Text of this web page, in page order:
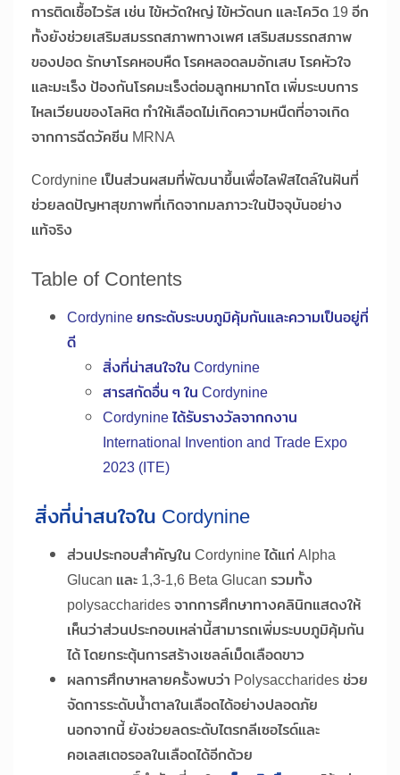
การติดเชื้อไวรัส เช่น ไข้หวัดใหญ่ ไข้หวัดนก และโควิด 19 อีก
ทั้งยังช่วยเสริมสมรรถสภาพทางเพศ เสริมสมรรถสภาพ
ของปอด รักษาโรคหอบหืด โรคหลอดลมอักเสบ โรคหัวใจ
และมะเร็ง ป้องกันโรคมะเร็งต่อมลูกหมากโต เพิ่มระบบการ
ไหลเวียนของโลหิต ทำให้เลือดไม่เกิดความหนืดที่อาจเกิด
จากการฉีดวัคซีน MRNA
Cordynine เป็นส่วนผสมที่พัฒนาขึ้นเพื่อไลฟ์สไตล์ในฝันที่
ช่วยลดปัญหาสุขภาพที่เกิดจากมลภาวะในปัจจุบันอย่าง
แท้จริง
Table of Contents
Cordynine ยกระดับระบบภูมิคุ้มกันและความเป็นอยู่ที่
ดี
สิ่งที่น่าสนใจใน Cordynine
สารสกัดอื่น ๆ ใน Cordynine
Cordynine ได้รับรางวัลจากกงาน
International Invention and Trade Expo
2023 (ITE)
สิ่งที่น่าสนใจใน Cordynine
ส่วนประกอบสำคัญใน Cordynine ได้แก่ Alpha
Glucan และ 1,3-1,6 Beta Glucan รวมทั้ง
polysaccharides จากการศึกษาทางคลินิกแสดงให้
เห็นว่าส่วนประกอบเหล่านี้สามารถเพิ่มระบบภูมิคุ้มกัน
ได้ โดยกระตุ้นการสร้างเซลล์เม็ดเลือดขาว
ผลการศึกษาหลายครั้งพบว่า Polysaccharides ช่วย
จัดการระดับน้ำตาลในเลือดได้อย่างปลอดภัย
นอกจากนี้ ยังช่วยลดระดับไตรกลีเซอไรด์และ
คอเลสเตอรอลในเลือดได้อีกด้วย